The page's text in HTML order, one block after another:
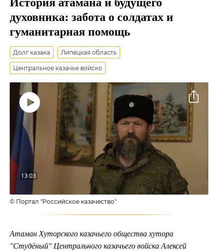
духовника: забота о солдатах и
гуманитарная помощь
Долг казака Липецкая область
Центральное казачье войско
Воспроизвести
13:03
© Портал "Российское казачество"
Атаман Хуторского казачьего общества хутора
"Студёный" Центрального казачьего войска Алексей